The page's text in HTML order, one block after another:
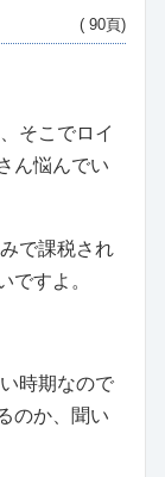
( 90頁)
そこでロイ
ん悩んでい
で課税され
ですよ。
時期なので
のか、聞い